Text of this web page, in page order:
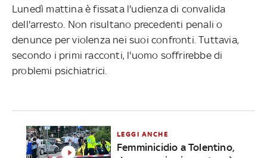
Lunedì mattina è fissata l'udienza di convalida
dell'arresto. Non risultano precedenti penali o
denunce per violenza nei suoi confronti. Tuttavia,
secondo i primi racconti, l'uomo soffrirebbe di
problemi psichiatrici.
LEGGI ANCHE
Femminicidio a Tolentino,